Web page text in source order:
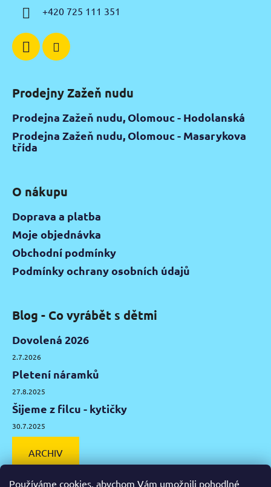
Používáme cookies, abychom Vám umožnili pohodlné
+420 725 111 351
Prodejny Zažeň nudu
Prodejna Zažeň nudu, Olomouc - Hodolanská
Prodejna Zažeň nudu, Olomouc - Masarykova
třída
O nákupu
Doprava a platba
Moje objednávka
Obchodní podmínky
Podmínky ochrany osobních údajů
Blog - Co vyrábět s dětmi
Dovolená 2026
2.7.2026
Pletení náramků
27.8.2025
Šijeme z filcu - kytičky
30.7.2025
ARCHIV